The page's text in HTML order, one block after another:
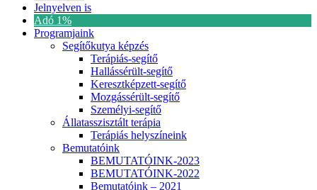
Jelnyelven is
Adó 1%
Programjaink
Segítőkutya képzés
Terápiás-segítő
Hallássérült-segítő
Keresztképzett-segítő
Mozgássérült-segítő
Személyi-segítő
Állatasszisztált terápia
Terápiás helyszíneink
Bemutatóink
BEMUTATÓINK-2023
BEMUTATÓINK-2022
Bemutatóink – 2021